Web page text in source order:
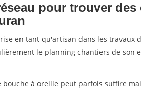
pour trouver des
en tant qu'artisan dans les travaux
le planning chantiers de son
bouche à oreille peut parfois suffire